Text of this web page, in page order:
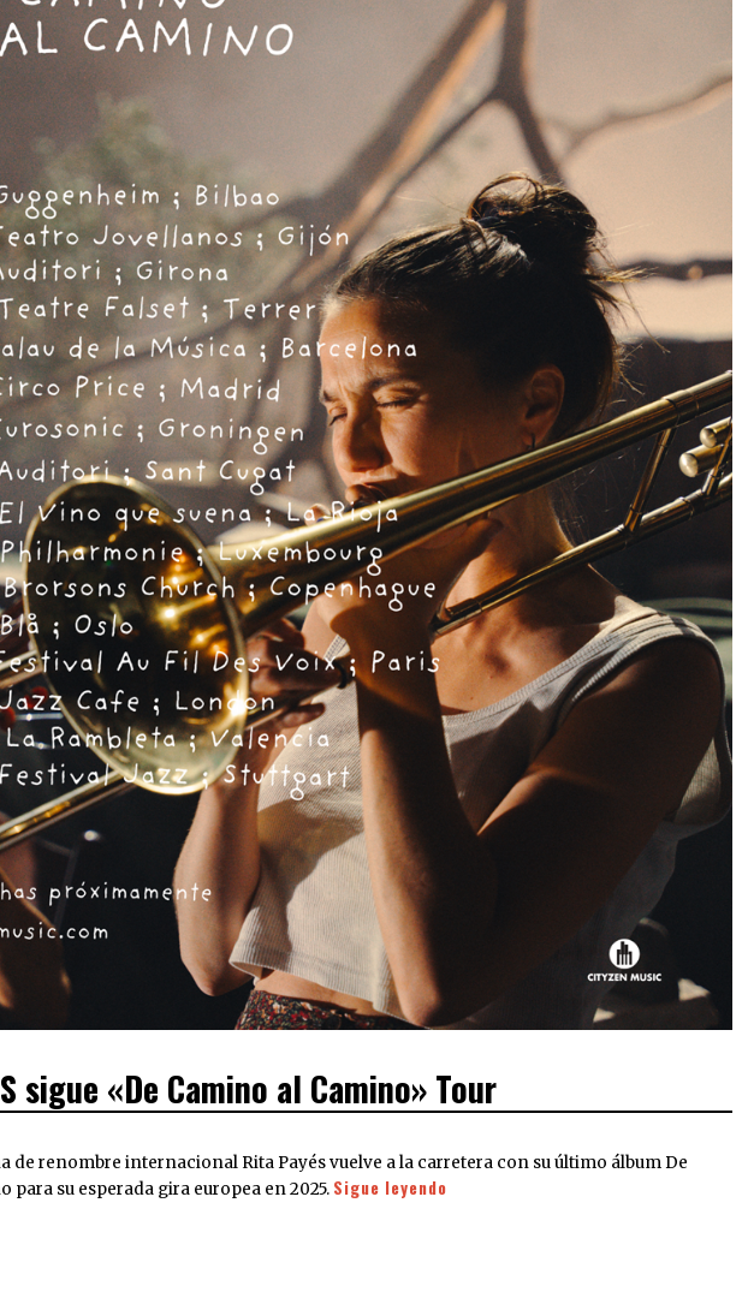
sigue «De Camino al Camino» Tour
de renombre internacional Rita Payés vuelve a la carretera con su último álbum De
para su esperada gira europea en 2025. Sigue leyendo